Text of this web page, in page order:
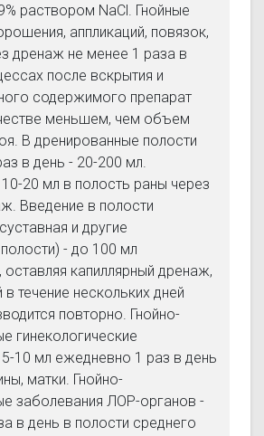
раствором NaCl. Гнойные
аппликаций, повязок,
дренаж не менее 1 раза в
после вскрытия и
содержимого препарат
меньшем, чем объем
В дренированные полости
в день - 20-200 мл.
20 мл в полость раны через
Введение в полости
и другие
- до 100 мл
оставляя капиллярный дренаж,
течение нескольких дней
повторно. Гнойно-
гинекологические
10 мл ежедневно 1 раз в день
матки. Гнойно-
заболевания ЛОР-органов -
в день в полости среднего